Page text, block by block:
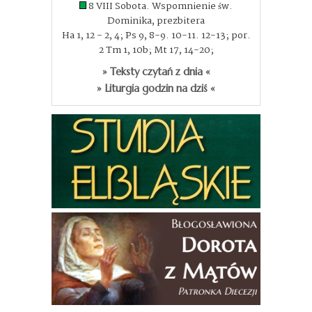
8 VIII Sobota. Wspomnienie św.
Dominika, prezbitera
Ha 1, 12 - 2, 4; Ps 9, 8-9. 10-11. 12-13; por.
2 Tm 1, 10b; Mt 17, 14-20;
» Teksty czytań z dnia «
» Liturgia godzin na dziś «